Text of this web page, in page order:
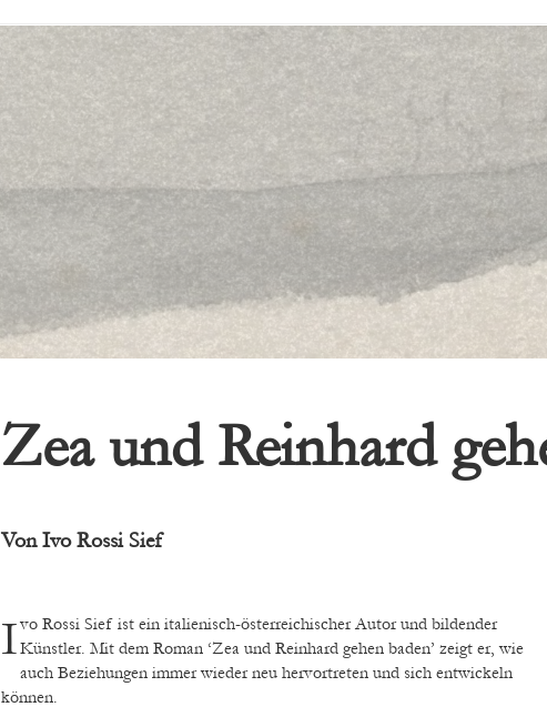
Zea und Reinhard
Von Ivo Rossi Sief
Ivo Rossi Sief ist ein italienisch-österreichischer Autor und bildenderKünstler. Mit dem Roman ‘Zea und Reinhard gehen baden’ zeigt er, wie
auch Beziehungen immer wieder neu hervortreten und sich entwickeln
können.